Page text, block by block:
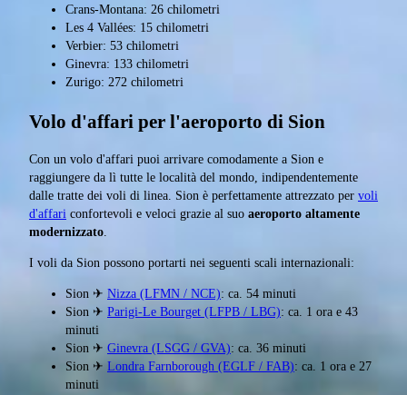
Crans-Montana: 26 chilometri
Les 4 Vallées: 15 chilometri
Verbier: 53 chilometri
Ginevra: 133 chilometri
Zurigo: 272 chilometri
Volo d'affari per l'aeroporto di Sion
Con un volo d'affari puoi arrivare comodamente a Sion e
raggiungere da lì tutte le località del mondo, indipendentemente
dalle tratte dei voli di linea. Sion è perfettamente attrezzato per voli
d'affari confortevoli e veloci grazie al suo aeroporto altamente
modernizzato.
I voli da Sion possono portarti nei seguenti scali internazionali:
Sion ✈ Nizza (LFMN / NCE): ca. 54 minuti
Sion ✈ Parigi-Le Bourget (LFPB / LBG): ca. 1 ora e 43
minuti
Sion ✈ Ginevra (LSGG / GVA): ca. 36 minuti
Sion ✈ Londra Farnborough (EGLF / FAB): ca. 1 ora e 27
minuti